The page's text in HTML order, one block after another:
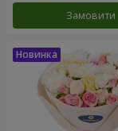
Замовити